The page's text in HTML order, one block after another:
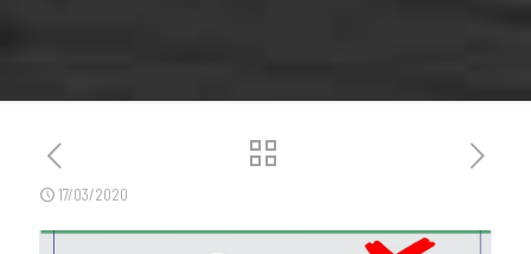
17/03/2020